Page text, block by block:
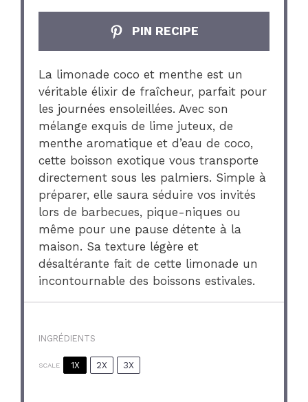
PIN RECIPE
La limonade coco et menthe est un
véritable élixir de fraîcheur, parfait pour
les journées ensoleillées. Avec son
mélange exquis de lime juteux, de
menthe aromatique et d’eau de coco,
cette boisson exotique vous transporte
directement sous les palmiers. Simple à
préparer, elle saura séduire vos invités
lors de barbecues, pique-niques ou
même pour une pause détente à la
maison. Sa texture légère et
désaltérante fait de cette limonade un
incontournable des boissons estivales.
INGRÉDIENTS
SCALE 1X 2X 3X